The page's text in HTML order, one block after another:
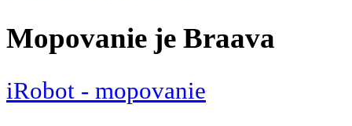
Mopovanie je Braava
iRobot - mopovanie